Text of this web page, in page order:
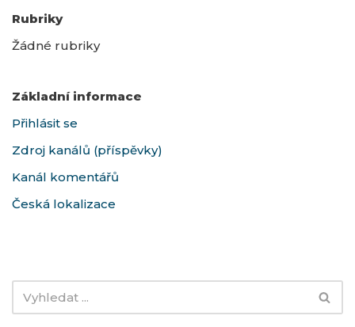
Rubriky
Žádné rubriky
Základní informace
Přihlásit se
Zdroj kanálů (příspěvky)
Kanál komentářů
Česká lokalizace